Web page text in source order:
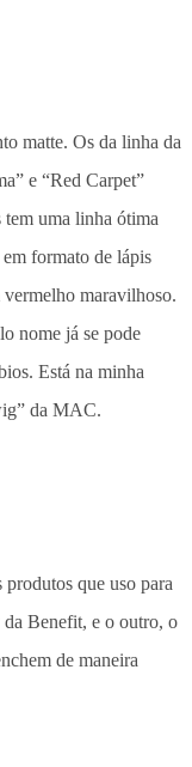
matte. Os da linha da
e “Red Carpet”
tem uma linha ótima
formato de lápis
maravilhoso.
nome já se pode
Está na minha
da MAC.
que uso para
Benefit, e o outro, o
de maneira